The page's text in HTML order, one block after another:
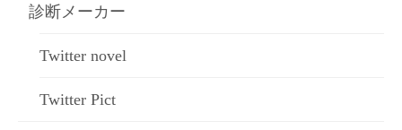
診断メーカー
Twitter novel
Twitter Pict